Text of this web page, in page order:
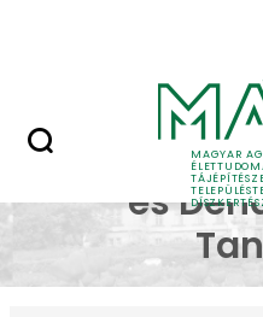
MAGYAR
Februári
és